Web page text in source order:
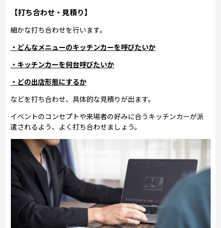
【打ち合わせ・見積り】
細かな打ち合わせを行います。
・どんなメニューのキッチンカーを呼びたいか
・キッチンカーを何台呼びたいか
・どの出店形態にするか
などを打ち合わせ、具体的な見積りが出ます。
イベントのコンセプトや来場者の好みに合うキッチンカーが派
遣されるよう、よく打ち合わせましょう。